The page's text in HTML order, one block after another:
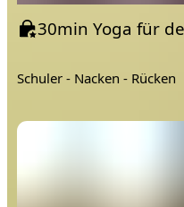
Schuler - Nacken - Rücken